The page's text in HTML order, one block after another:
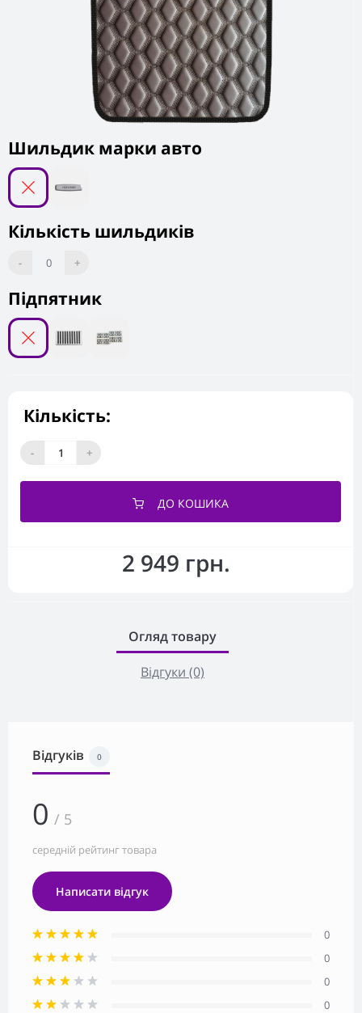
2 949 грн.
Підпятник
Шильдик марки авто
Кількість шильдиків
- 0 +
Кількість:
- +
ДО КОШИКА
Огляд товару
Відгуки (0)
Відгуків 0
0 / 5
середній рейтинг товара
Написати відгук
0
0
0
0